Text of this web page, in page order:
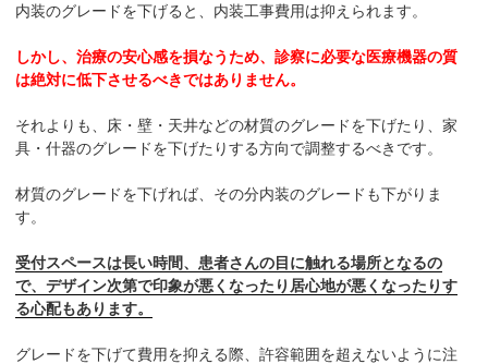
内装のグレードを下げると、内装工事費用は抑えられます。
しかし、治療の安心感を損なうため、診察に必要な医療機器の質
は絶対に低下させるべきではありません。
それよりも、床・壁・天井などの材質のグレードを下げたり、家
具・什器のグレードを下げたりする方向で調整するべきです。
材質のグレードを下げれば、その分内装のグレードも下がりま
す。
受付スペースは長い時間、患者さんの目に触れる場所となるの
で、デザイン次第で印象が悪くなったり居心地が悪くなったりす
る心配もあります。
グレードを下げて費用を抑える際、許容範囲を超えないように注